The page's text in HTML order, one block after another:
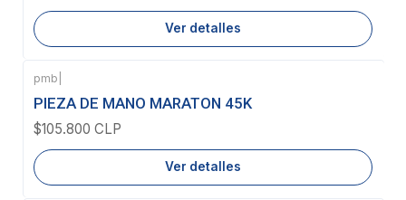
Ver detalles
Agotado
pmb
PIEZA DE MANO MARATON 45K
$105.800 CLP
Ver detalles